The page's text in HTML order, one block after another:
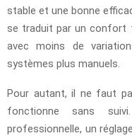
stable et une bonne
se traduit par un confort
avec moins de
systèmes plus manuels.
Pour autant, il ne faut
fonctionne sans
professionnelle, un